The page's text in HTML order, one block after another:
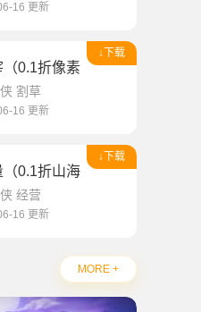
16 更新
↓下载
0.1折像素肉鸽）
割草
16 更新
↓下载
0.1折山海送充值）
经营
16 更新
MORE +